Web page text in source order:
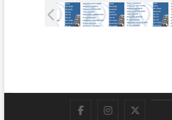
FacebookInstagram